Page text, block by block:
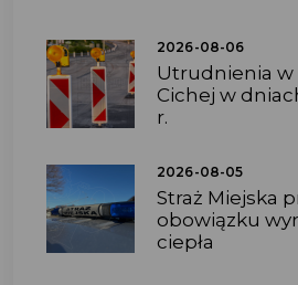
2026-08-06
Utrudnienia w
Cichej w
r.
2026-08-05
Straż Miejska
obowiązku
ciepła